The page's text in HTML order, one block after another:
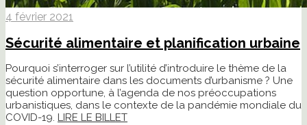
4 février 2021
Sécurité alimentaire et planification urbaine
Pourquoi s’interroger sur l’utilité d’introduire le thème de la
sécurité alimentaire dans les documents d’urbanisme ? Une
question opportune, à l’agenda de nos préoccupations
urbanistiques, dans le contexte de la pandémie mondiale du
COVID-19. LIRE LE BILLET